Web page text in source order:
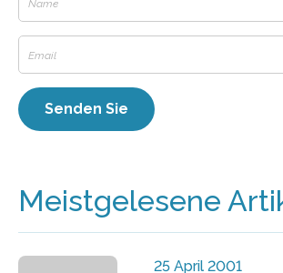
Meistgelesene
25 April 2001